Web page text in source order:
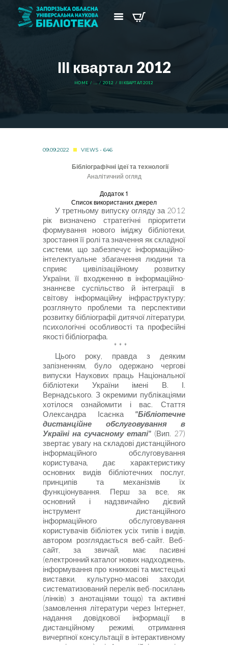
ІІІ квартал 2012
HOME ... 2012 ІІІ КВАРТАЛ 2012
09.09.2022 VIEWS - 646
Бібліографічні ідеї та технології
Аналітичний огляд
Додаток 1
Список використаних джерел
Утретньому випуску огляду за 2012
рік визначено стратегічні пріоритети
формування нового іміджу бібліотеки,
зростання її ролі та значення як складної
системи, що забезпечує інформаційно-
інтелектуальне збагачення людини та
сприяє цивілізаційному розвитку
України, її входженню в інформаційно-
знаннєве суспільство й інтеграції в
світову інформаційну інфраструктуру;
розглянуто проблеми та перспективи
розвитку бібліографії дитячої літератури,
психологічні особливості та професійні
якості бібліографа.
* * *
Цього року, правда з деяким
запізненням, було одержано чергові
випуски Наукових праць Національної
бібліотеки України імені В. І.
Вернадського. З окремими публікаціями
хотілося ознайомити і вас. Стаття
Олександра Ісаєнка "Бібліотечне
дистанційне обслуговування в
Україні на сучасному етапі" (Вип. 27)
звертає увагу на складові дистанційного
інформаційного обслуговування
користувача, дає характеристику
основних видів бібліотечних послуг,
принципів та механізмів їх
функціонування. Перш за все, як
основний і надзвичайно дієвий
інструмент дистанційного
інформаційного обслуговування
користувачів бібліотек усіх типів і видів,
автором розглядається веб-сайт. Веб-
сайт, за звичай, має пасивні
(електронний каталог нових надходжень,
інформування про книжкові та мистецькі
виставки, культурно-масові заходи,
систематизований перелік веб-посилань
(лінків) з анотаціями тощо) та активні
(замовлення літератури через Інтернет,
надання довідкової інформації в
дистанційному режимі, отримання
вичерпної консультації в інтерактивному